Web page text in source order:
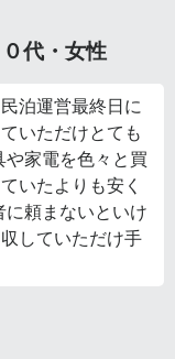
代・女性
泊運営最終日に
いただけとても
家電を色々と買
いたよりも安く
頼まないといけ
していただけ手